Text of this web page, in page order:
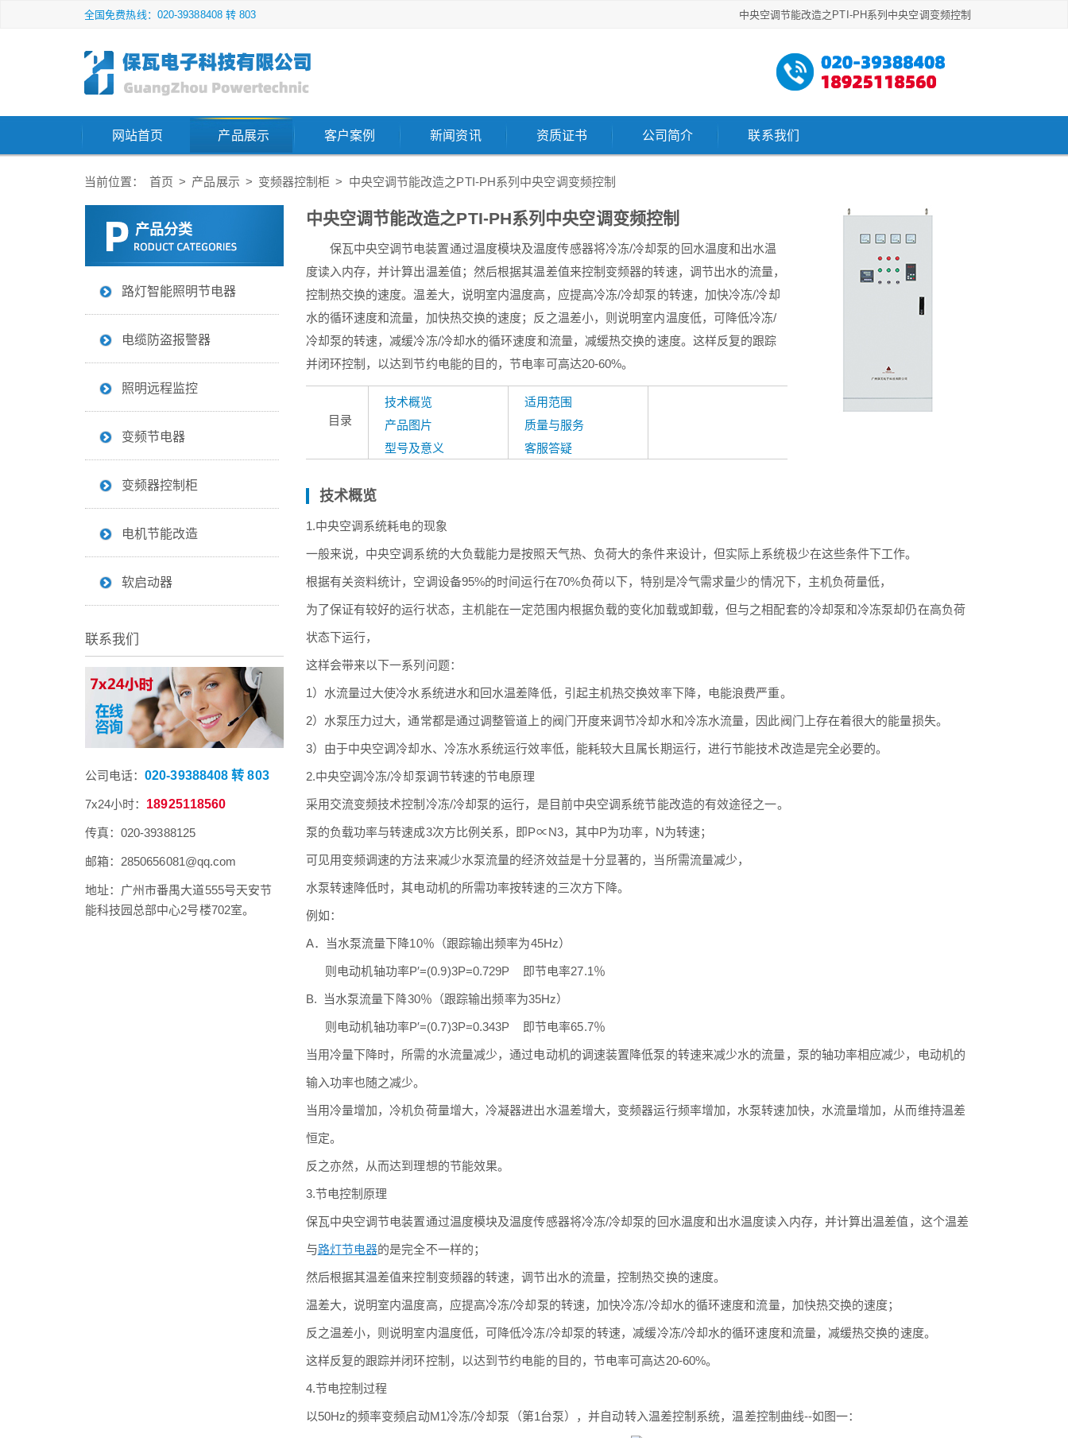
中央空调节能改造之PTI-PH系列中央空调变频控制
全国免费热线：020-39388408 转 803
网站首页 产品展示 客户案例 新闻资讯 资质证书 公司简介 联系我们
当前位置： 首页 > 产品展示 > 变频器控制柜 > 中央空调节能改造之PTI-PH系列中央空调变频控制
中央空调节能改造之PTI-PH系列中央空调变频控制
保瓦中央空调节电装置通过温度模块及温度传感器将冷冻/冷却泵的回水温度和出水温
度读入内存，并计算出温差值；然后根据其温差值来控制变频器的转速，调节出水的流量，
控制热交换的速度。温差大，说明室内温度高，应提高冷冻/冷却泵的转速，加快冷冻/冷却
水的循环速度和流量，加快热交换的速度；反之温差小，则说明室内温度低，可降低冷冻/
冷却泵的转速，减缓冷冻/冷却水的循环速度和流量，减缓热交换的速度。这样反复的跟踪
并闭环控制，以达到节约电能的目的，节电率可高达20-60%。
目录
技术概览
产品图片
型号及意义
适用范围
质量与服务
客服答疑
技术概览
1.中央空调系统耗电的现象
一般来说，中央空调系统的大负载能力是按照天气热、负荷大的条件来设计，但实际上系统极少在这些条件下工作。
根据有关资料统计，空调设备95%的时间运行在70%负荷以下，特别是冷气需求量少的情况下，主机负荷量低，
为了保证有较好的运行状态，主机能在一定范围内根据负载的变化加载或卸载，但与之相配套的冷却泵和冷冻泵却仍在高负荷
状态下运行，
这样会带来以下一系列问题：
1）水流量过大使冷水系统进水和回水温差降低，引起主机热交换效率下降，电能浪费严重。
2）水泵压力过大，通常都是通过调整管道上的阀门开度来调节冷却水和冷冻水流量，因此阀门上存在着很大的能量损失。
3）由于中央空调冷却水、冷冻水系统运行效率低，能耗较大且属长期运行，进行节能技术改造是完全必要的。
2.中央空调冷冻/冷却泵调节转速的节电原理
采用交流变频技术控制冷冻/冷却泵的运行，是目前中央空调系统节能改造的有效途径之一。
泵的负载功率与转速成3次方比例关系，即P∝N3，其中P为功率，N为转速；
可见用变频调速的方法来减少水泵流量的经济效益是十分显著的，当所需流量减少，
水泵转速降低时，其电动机的所需功率按转速的三次方下降。
例如：
A．当水泵流量下降10％（跟踪输出频率为45Hz）
则电动机轴功率P′=(0.9)3P=0.729P 即节电率27.1％
B. 当水泵流量下降30％（跟踪输出频率为35Hz）
则电动机轴功率P′=(0.7)3P=0.343P 即节电率65.7％
当用冷量下降时，所需的水流量减少，通过电动机的调速装置降低泵的转速来减少水的流量，泵的轴功率相应减少，电动机的
输入功率也随之减少。
当用冷量增加，冷机负荷量增大，冷凝器进出水温差增大，变频器运行频率增加，水泵转速加快，水流量增加，从而维持温差
恒定。
反之亦然，从而达到理想的节能效果。
3.节电控制原理
保瓦中央空调节电装置通过温度模块及温度传感器将冷冻/冷却泵的回水温度和出水温度读入内存，并计算出温差值，这个温差
与路灯节电器的是完全不一样的；
然后根据其温差值来控制变频器的转速，调节出水的流量，控制热交换的速度。
温差大，说明室内温度高，应提高冷冻/冷却泵的转速，加快冷冻/冷却水的循环速度和流量，加快热交换的速度；
反之温差小，则说明室内温度低，可降低冷冻/冷却泵的转速，减缓冷冻/冷却水的循环速度和流量，减缓热交换的速度。
这样反复的跟踪并闭环控制，以达到节约电能的目的，节电率可高达20-60%。
4.节电控制过程
以50Hz的频率变频启动M1冷冻/冷却泵（第1台泵），并自动转入温差控制系统，温差控制曲线--如图一：
产品分类
路灯智能照明节电器
电缆防盗报警器
照明远程监控
变频节电器
变频器控制柜
电机节能改造
软启动器
联系我们
公司电话： 020-39388408 转 803
7x24小时： 18925118560
传真：020-39388125
邮箱：2850656081@qq.com
地址：广州市番禺大道555号天安节
能科技园总部中心2号楼702室。